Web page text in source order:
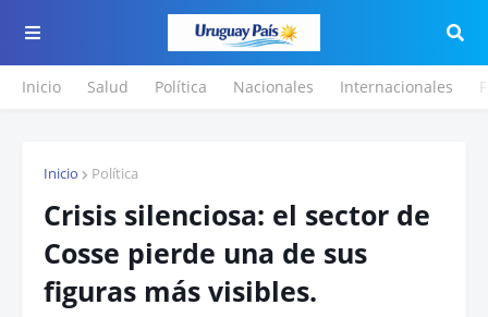
Inicio Salud Política Nacionales Internacionales
Inicio Política
Crisis silenciosa: el sector de
Cosse pierde una de sus
figuras más visibles.